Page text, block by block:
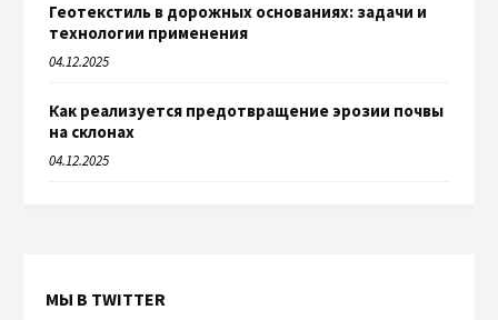
Геотекстиль в дорожных основаниях: задачи и
технологии применения
04.12.2025
Как реализуется предотвращение эрозии почвы
на склонах
04.12.2025
МЫ В TWITTER